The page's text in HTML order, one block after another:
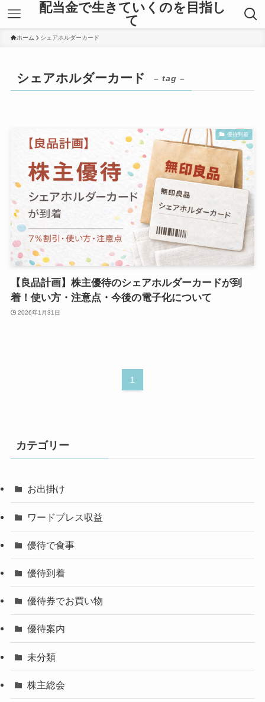
配当金で生きていくのを目指し
て
ホーム シェアホルダーカード
シェアホルダーカード – tag –
優待到着
【良品計画】株主優待のシェアホルダーカードが到
着！使い方・注意点・今後の電子化について
2026年1月31日
1
カテゴリー
お出掛け
ワードプレス収益
優待で食事
優待到着
優待券でお買い物
優待案内
未分類
株主総会